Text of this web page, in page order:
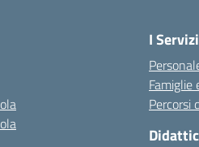
I Servizi
Famiglie
Percorsi